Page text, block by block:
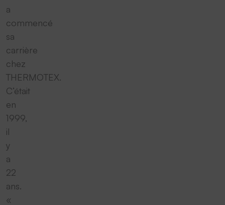
a
commencé
sa
carrière
chez
THERMOTEX.
C‘était
en
1999,
il
y
a
22
ans.
«